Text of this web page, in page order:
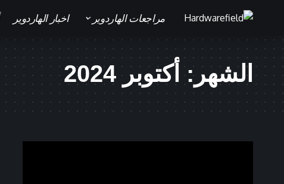
مراجعات الهاردوير اخبار الهاردوير
الشهر: أكتوبر 2024